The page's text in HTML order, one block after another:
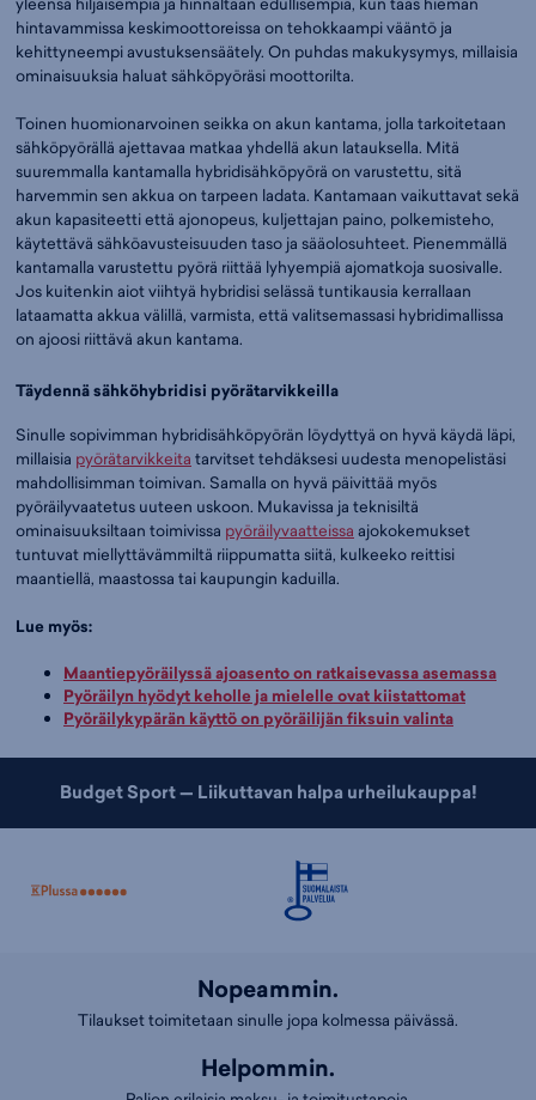
hintavammissa keskimoottoreissa on tehokkaampi vääntö ja
kehittyneempi avustuksensäätely. On puhdas makukysymys, millaisia
ominaisuuksia haluat sähköpyöräsi moottorilta.
Toinen huomionarvoinen seikka on akun kantama, jolla tarkoitetaan
sähköpyörällä ajettavaa matkaa yhdellä akun latauksella. Mitä
suuremmalla kantamalla hybridisähköpyörä on varustettu, sitä
harvemmin sen akkua on tarpeen ladata. Kantamaan vaikuttavat sekä
akun kapasiteetti että ajonopeus, kuljettajan paino, polkemisteho,
käytettävä sähköavusteisuuden taso ja sääolosuhteet. Pienemmällä
kantamalla varustettu pyörä riittää lyhyempiä ajomatkoja suosivalle.
Jos kuitenkin aiot viihtyä hybridisi selässä tuntikausia kerrallaan
lataamatta akkua välillä, varmista, että valitsemassasi hybridimallissa
on ajoosi riittävä akun kantama.
Täydennä sähköhybridisi pyörätarvikkeilla
Sinulle sopivimman hybridisähköpyörän löydyttyä on hyvä käydä läpi,
millaisia pyörätarvikkeita tarvitset tehdäksesi uudesta menopelistäsi
mahdollisimman toimivan. Samalla on hyvä päivittää myös
pyöräilyvaatetus uuteen uskoon. Mukavissa ja teknisiltä
ominaisuuksiltaan toimivissa pyöräilyvaatteissa ajokokemukset
tuntuvat miellyttävämmiltä riippumatta siitä, kulkeeko reittisi
maantiellä, maastossa tai kaupungin kaduilla.
Lue myös:
Maantiepyöräilyssä ajoasento on ratkaisevassa asemassa
Pyöräilyn hyödyt keholle ja mielelle ovat kiistattomat
Pyöräilykypärän käyttö on pyöräilijän fiksuin valinta
Budget Sport — Liikuttavan halpa urheilukauppa!
Nopeammin.
Tilaukset toimitetaan sinulle jopa kolmessa päivässä.
Helpommin.